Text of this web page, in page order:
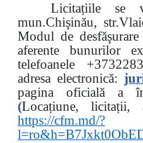
Licitațiile se
mun.Chişinău,
Modul de
aferente bunurilor
telefoanele
adresa electronică:
pagina oficială a
(Locațiune,
https://cfm.md/?